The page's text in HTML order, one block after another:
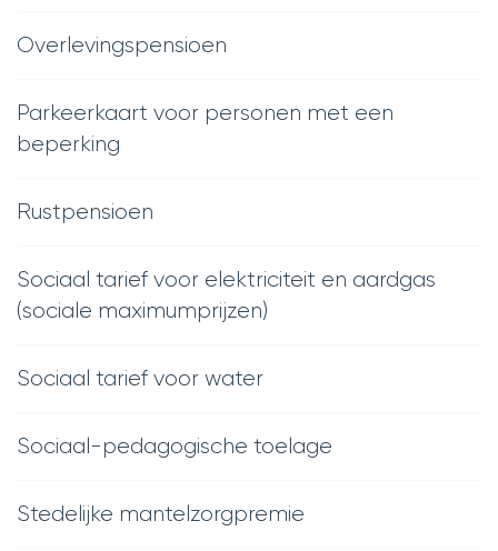
Overlevingspensioen
Parkeerkaart voor personen met een
beperking
Rustpensioen
Sociaal tarief voor elektriciteit en aardgas
(sociale maximumprijzen)
Sociaal tarief voor water
Sociaal-pedagogische toelage
Stedelijke mantelzorgpremie